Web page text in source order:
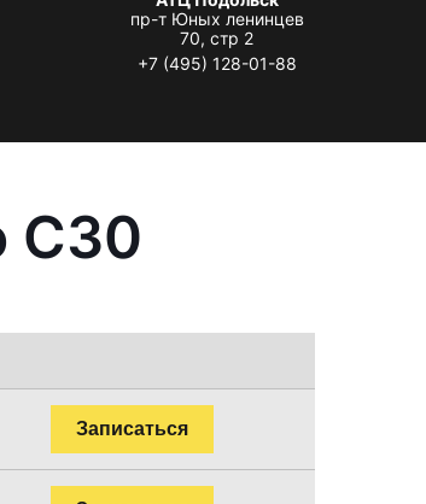
пр-т Юных ленинцев
70, стр 2
+7 (495) 128-01-88
C30
Записаться